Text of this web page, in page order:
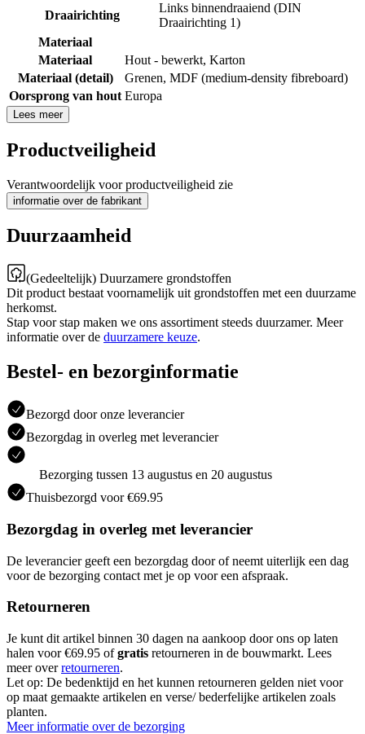
Draairichting
Links binnendraaiend (DIN
Draairichting 1)
Materiaal
Materiaal
Hout - bewerkt, Karton
Materiaal (detail)
Grenen, MDF (medium-density fibreboard)
Oorsprong van hout Europa
Lees meer
Productveiligheid
Verantwoordelijk voor productveiligheid zie
informatie over de fabrikant
Duurzaamheid
(Gedeeltelijk) Duurzamere grondstoffen
Dit product bestaat voornamelijk uit grondstoffen met een duurzame
herkomst.
Stap voor stap maken we ons assortiment steeds duurzamer. Meer
informatie over de duurzamere keuze.
Bestel- en bezorginformatie
Bezorgd door onze leverancier
Bezorgdag in overleg met leverancier
Bezorging tussen 13 augustus en 20 augustus
Thuisbezorgd voor €69.95
Bezorgdag in overleg met leverancier
De leverancier geeft een bezorgdag door of neemt uiterlijk een dag
voor de bezorging contact met je op voor een afspraak.
Retourneren
Je kunt dit artikel binnen 30 dagen na aankoop door ons op laten
halen voor €69.95 ofgratis retourneren in de bouwmarkt. Lees
meer overretourneren.
Let op: De bedenktijd en het kunnen retourneren gelden niet voor
op maat gemaakte artikelen en verse/ bederfelijke artikelen zoals
planten.
Meer informatie over de bezorging